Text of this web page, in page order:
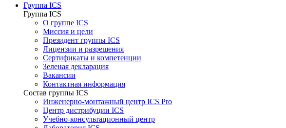
Группа ICS
Группа ICS
О группе ICS
Миссия и цели
Президент группы ICS
Лицензии и разрешения
Сертификаты и компетенции
Зеленая декларация
Вакансии
Контактная информация
Состав группы ICS
Инженерно-монтажный центр ICS Pro
Центр дистрибуции ICS
Учебно-консультационный центр